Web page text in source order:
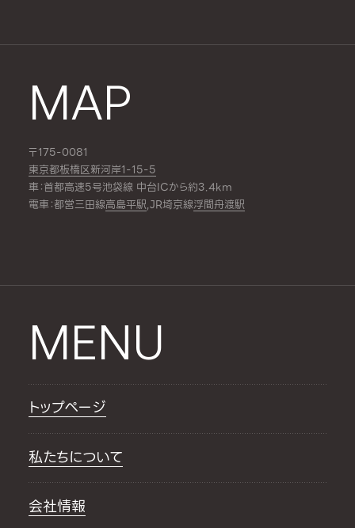
MAP
〒175-0081
東京都板橋区新河岸1-15-5
車：首都高速5号池袋線 中台ICから約3.4km
電車：都営三田線高島平駅,JR埼京線浮間舟渡駅
MENU
トップページ
私たちについて
会社情報